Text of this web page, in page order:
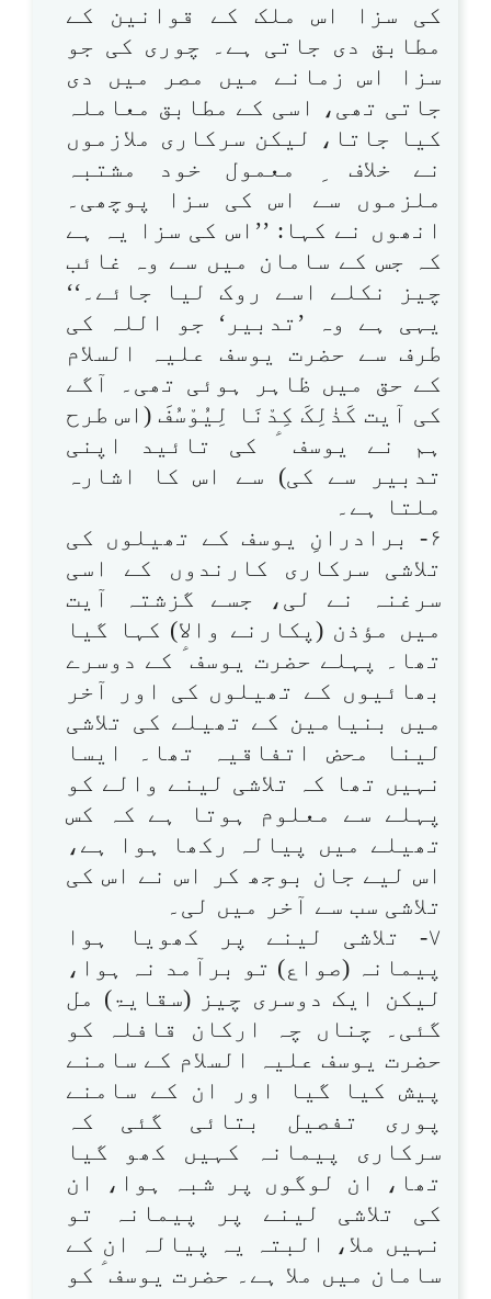
کی سزا اس ملک کے قوانین کے
مطابق دی جاتی ہے۔ چوری کی جو
سزا اس زمانے میں مصر میں دی
جاتی تھی، اسی کے مطابق معاملہ
کیا جاتا، لیکن سرکاری ملازموں
نے خلاف ِ معمول خود مشتبہ
ملزموں سے اس کی سزا پوچھی۔
انھوں نے کہا: ’’اس کی سزا یہ ہے
کہ جس کے سامان میں سے وہ غائب
چیز نکلے اسے روک لیا جائے۔‘‘
یہی ہے وہ ’تدبیر‘ جو اللہ کی
طرف سے حضرت یوسف علیہ السلام
کے حق میں ظاہر ہوئی تھی۔ آگے
کی آیت کَذٰلِکَ کِدْنَا لِیُوْسُفَ (اس طرح
ہم نے یوسف ؑ کی تائید اپنی
تدبیر سے کی) سے اس کا اشارہ
ملتا ہے۔
۶- برادرانِ یوسف کے تھیلوں کی
تلاشی سرکاری کارندوں کے اسی
سرغنہ نے لی، جسے گزشتہ آیت
میں مؤذن (پکارنے والا) کہا گیا
تھا۔ پہلے حضرت یوسف ؑ کے دوسرے
بھائیوں کے تھیلوں کی اور آخر
میں بنیامین کے تھیلے کی تلاشی
لینا محض اتفاقیہ تھا۔ ایسا
نہیں تھا کہ تلاشی لینے والے کو
پہلے سے معلوم ہوتا ہے کہ کس
تھیلے میں پیالہ رکھا ہوا ہے،
اس لیے جان بوجھ کر اس نے اس کی
تلاشی سب سے آخر میں لی۔
۷- تلاشی لینے پر کھویا ہوا
پیمانہ (صواع) تو برآمد نہ ہوا،
لیکن ایک دوسری چیز (سقایۃ) مل
گئی۔ چناں چہ ارکان قافلہ کو
حضرت یوسف علیہ السلام کے سامنے
پیش کیا گیا اور ان کے سامنے
پوری تفصیل بتائی گئی کہ
سرکاری پیمانہ کہیں کھو گیا
تھا، ان لوگوں پر شبہ ہوا، ان
کی تلاشی لینے پر پیمانہ تو
نہیں ملا، البتہ یہ پیالہ ان کے
سامان میں ملا ہے۔ حضرت یوسف ؑ کو